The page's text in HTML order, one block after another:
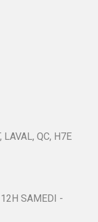
QC, H7E
SAMEDI -